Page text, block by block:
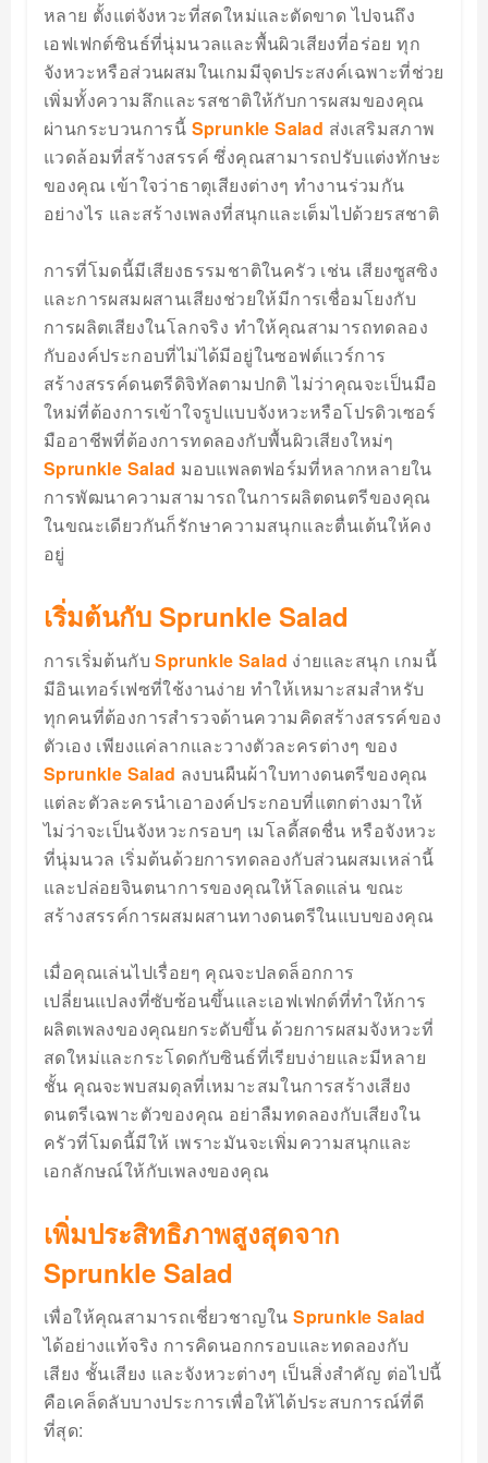
หลาย ตั้งแต่จังหวะที่สดใหม่และตัดขาด ไปจนถึง
เอฟเฟกต์ซินธ์ที่นุ่มนวลและพื้นผิวเสียงที่อร่อย ทุก
จังหวะหรือส่วนผสมในเกมมีจุดประสงค์เฉพาะที่ช่วย
เพิ่มทั้งความลึกและรสชาติให้กับการผสมของคุณ
ผ่านกระบวนการนี้ Sprunkle Salad ส่งเสริมสภาพ
แวดล้อมที่สร้างสรรค์ ซึ่งคุณสามารถปรับแต่งทักษะ
ของคุณ เข้าใจว่าธาตุเสียงต่างๆ ทำงานร่วมกัน
อย่างไร และสร้างเพลงที่สนุกและเต็มไปด้วยรสชาติ
การที่โมดนี้มีเสียงธรรมชาติในครัว เช่น เสียงซูสซิง
และการผสมผสานเสียงช่วยให้มีการเชื่อมโยงกับ
การผลิตเสียงในโลกจริง ทำให้คุณสามารถทดลอง
กับองค์ประกอบที่ไม่ได้มีอยู่ในซอฟต์แวร์การ
สร้างสรรค์ดนตรีดิจิทัลตามปกติ ไม่ว่าคุณจะเป็นมือ
ใหม่ที่ต้องการเข้าใจรูปแบบจังหวะหรือโปรดิวเซอร์
มืออาชีพที่ต้องการทดลองกับพื้นผิวเสียงใหม่ๆ
Sprunkle Salad มอบแพลตฟอร์มที่หลากหลายใน
การพัฒนาความสามารถในการผลิตดนตรีของคุณ
ในขณะเดียวกันก็รักษาความสนุกและตื่นเต้นให้คง
อยู่
เริ่มต้นกับ Sprunkle Salad
การเริ่มต้นกับSprunkle Salad ง่ายและสนุก เกมนี้
มีอินเทอร์เฟซที่ใช้งานง่าย ทำให้เหมาะสมสำหรับ
ทุกคนที่ต้องการสำรวจด้านความคิดสร้างสรรค์ของ
ตัวเอง เพียงแค่ลากและวางตัวละครต่างๆ ของ
Sprunkle Salad ลงบนผืนผ้าใบทางดนตรีของคุณ
แต่ละตัวละครนำเอาองค์ประกอบที่แตกต่างมาให้
ไม่ว่าจะเป็นจังหวะกรอบๆ เมโลดี้สดชื่น หรือจังหวะ
ที่นุ่มนวล เริ่มต้นด้วยการทดลองกับส่วนผสมเหล่านี้
และปล่อยจินตนาการของคุณให้โลดแล่น ขณะ
สร้างสรรค์การผสมผสานทางดนตรีในแบบของคุณ
เมื่อคุณเล่นไปเรื่อยๆ คุณจะปลดล็อกการ
เปลี่ยนแปลงที่ซับซ้อนขึ้นและเอฟเฟกต์ที่ทำให้การ
ผลิตเพลงของคุณยกระดับขึ้น ด้วยการผสมจังหวะที่
สดใหม่และกระโดดกับซินธ์ที่เรียบง่ายและมีหลาย
ชั้น คุณจะพบสมดุลที่เหมาะสมในการสร้างเสียง
ดนตรีเฉพาะตัวของคุณ อย่าลืมทดลองกับเสียงใน
ครัวที่โมดนี้มีให้ เพราะมันจะเพิ่มความสนุกและ
เอกลักษณ์ให้กับเพลงของคุณ
เพิ่มประสิทธิภาพสูงสุดจาก
Sprunkle Salad
เพื่อให้คุณสามารถเชี่ยวชาญในSprunkle Salad
ได้อย่างแท้จริง การคิดนอกกรอบและทดลองกับ
เสียง ชั้นเสียง และจังหวะต่างๆ เป็นสิ่งสำคัญ ต่อไปนี้
คือเคล็ดลับบางประการเพื่อให้ได้ประสบการณ์ที่ดี
ที่สุด: